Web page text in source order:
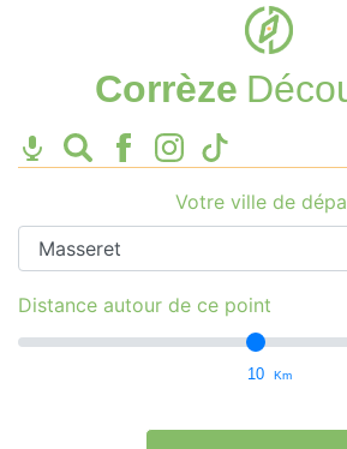
Corrèze
Votre ville de
Distance autour de ce point
10 Km